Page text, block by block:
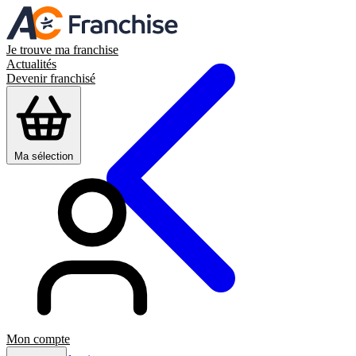
Je trouve ma franchise
Actualités
Devenir franchisé
Ma sélection
Mon compte